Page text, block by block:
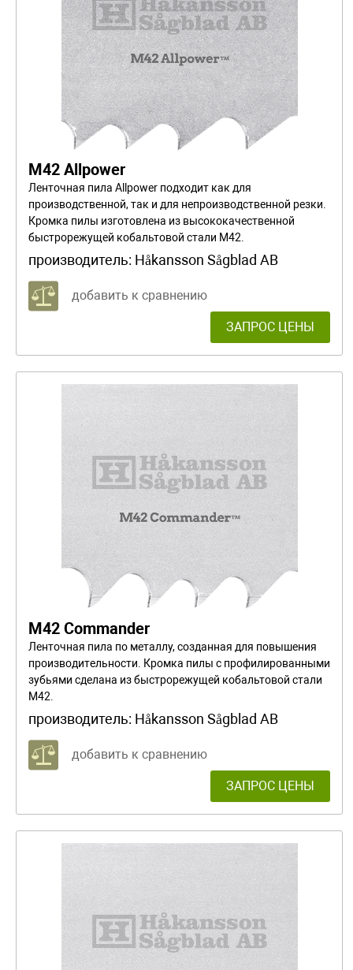
M42 Allpower
Ленточная пила Allpower подходит как для
производственной, так и для непроизводственной резки.
Кромка пилы изготовлена из высококачественной
быстрорежущей кобальтовой стали М42.
производитель: Håkansson Sågblad AB
добавить к сравнению
ЗАПРОС ЦЕНЫ
М42 Commander
Ленточная пила по металлу, созданная для повышения
производительности. Кромка пилы с профилированными
зубьями сделана из быстрорежущей кобальтовой стали
М42.
производитель: Håkansson Sågblad AB
добавить к сравнению
ЗАПРОС ЦЕНЫ